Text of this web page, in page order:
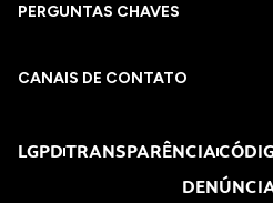
PERGUNTAS CHAVES​
CANAIS DE CONTATO
LGPDTRANSPARÊNCIA